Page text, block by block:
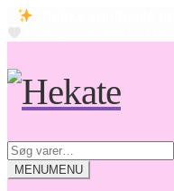
navigation
indhold
Søg
efter:
MENUMENU